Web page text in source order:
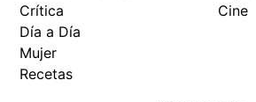
Crítica
Día a Día
Mujer
Recetas
Cine